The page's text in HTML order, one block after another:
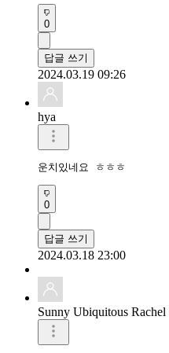
0
답글 쓰기
2024.03.19 09:26
hya
운치있네요 ㅎㅎㅎ
0
답글 쓰기
2024.03.18 23:00
Sunny Ubiquitous Rachel